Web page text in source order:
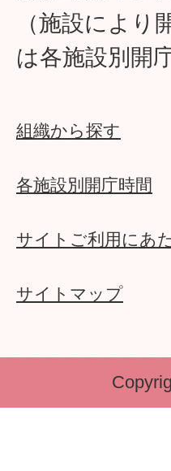
（施設によ
は各施設別開
組織から探す
各施設別開庁時間
サイトご利用にあ
サイトマップ